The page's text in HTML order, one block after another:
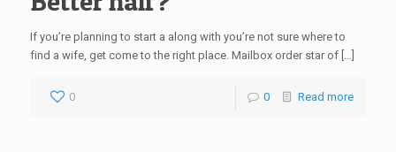
If you’re planning to start a along with you’re not sure where to
find a wife, get come to the right place. Mailbox order star of […]
0 0 Read more